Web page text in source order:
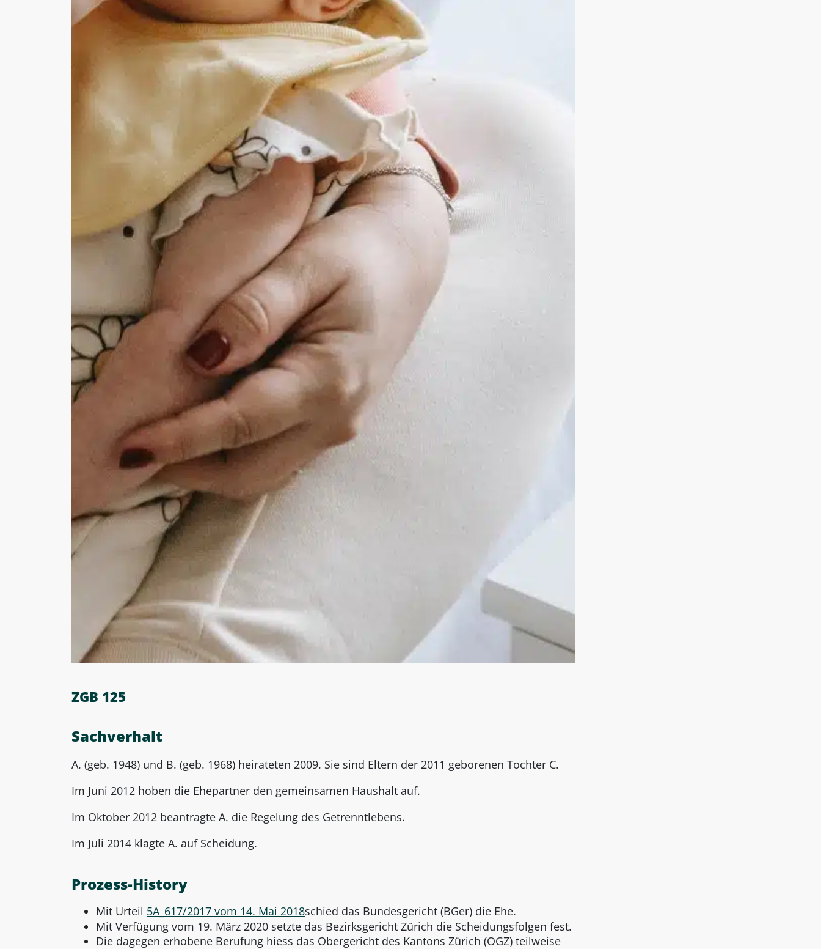
ZGB 125
Sachverhalt
A. (geb. 1948) und B. (geb. 1968) heirateten 2009. Sie sind Eltern der 2011 geborenen Tochter C.
Im Juni 2012 hoben die Ehepartner den gemeinsamen Haushalt auf.
Im Oktober 2012 beantragte A. die Regelung des Getrenntlebens.
Im Juli 2014 klagte A. auf Scheidung.
Prozess-History
Mit Urteil 5A_617/2017 vom 14. Mai 2018schied das Bundesgericht (BGer) die Ehe.
Mit Verfügung vom 19. März 2020 setzte das Bezirksgericht Zürich die Scheidungsfolgen fest.
Die dagegen erhobene Berufung hiess das Obergericht des Kantons Zürich (OGZ) teilweise